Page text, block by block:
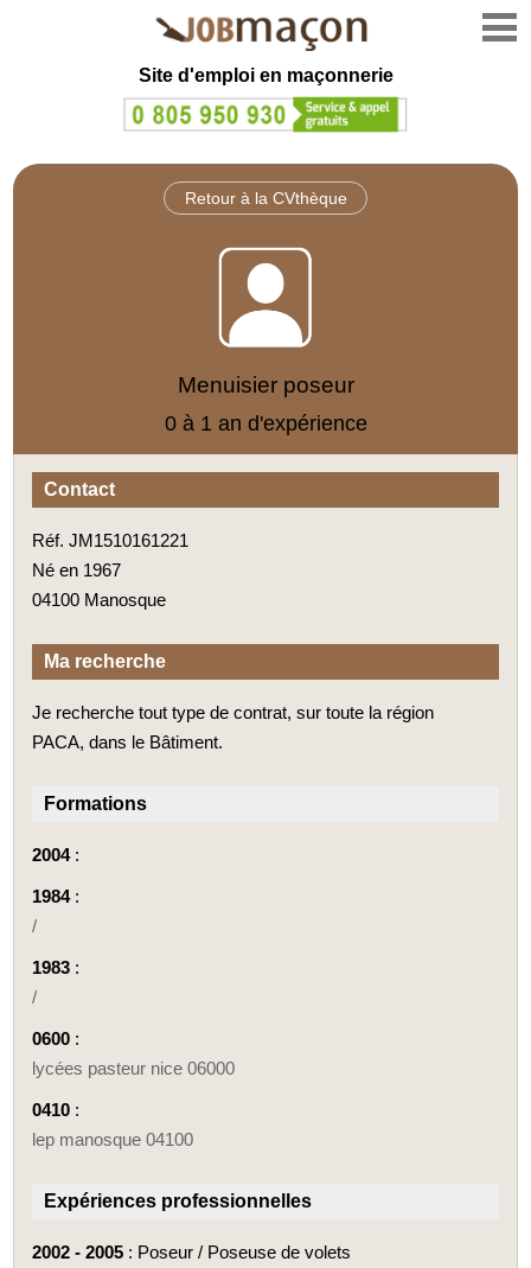
Site d'emploi en maçonnerie
Retour à la CVthèque
Menuisier poseur
0 à 1 an d'expérience
Contact
Réf. JM1510161221
Né en 1967
04100 Manosque
Ma recherche
Je recherche tout type de contrat, sur toute la région
PACA, dans le Bâtiment.
Formations
2004:
1984:
/
1983 :
/
0600 :
lycées pasteur nice 06000
0410 :
lep manosque 04100
Expériences professionnelles
2002 - 2005 : Poseur / Poseuse de volets